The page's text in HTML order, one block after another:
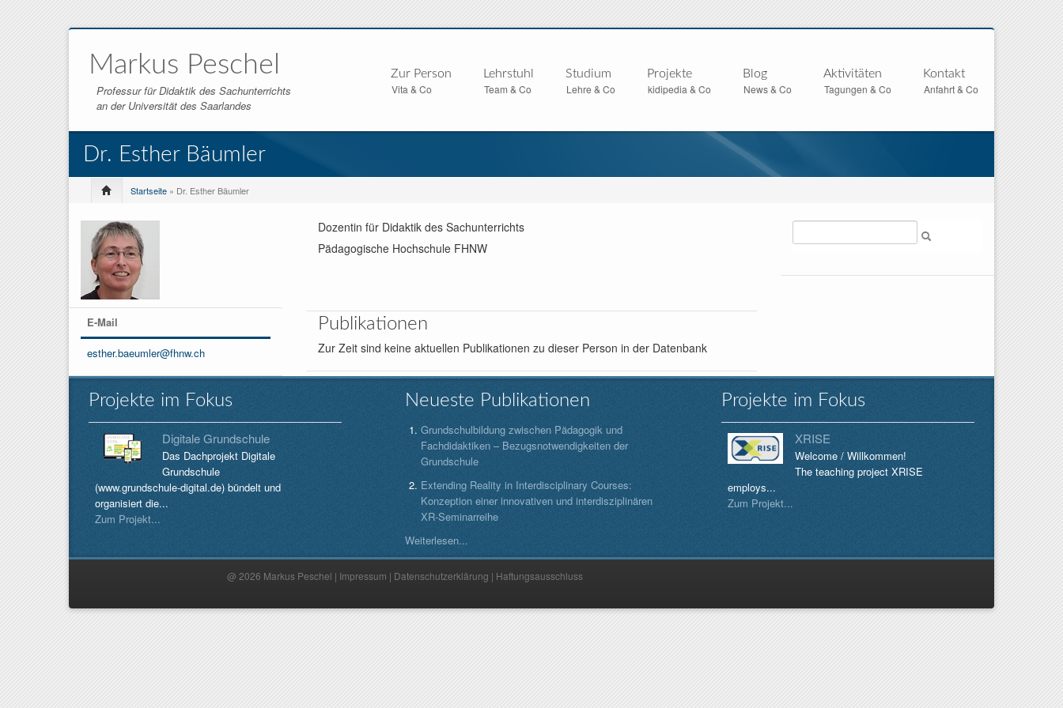
Markus Peschel
Professur für Didaktik des Sachunterrichts
an der Universität des Saarlandes
Zur Person
Vita & Co
Lehrstuhl
Team & Co
Studium
Lehre & Co
Projekte
kidipedia & Co
Blog
News & Co
Aktivitäten
Tagungen & Co
Kontakt
Anfahrt & Co
Dr. Esther Bäumler
Startseite » Dr. Esther Bäumler
E-Mail
esther.baeumler@fhnw.ch
Dozentin für Didaktik des Sachunterrichts
Pädagogische Hochschule FHNW
Publikationen
Zur Zeit sind keine aktuellen Publikationen zu dieser Person in der Datenbank
Projekte im Fokus
Digitale Grundschule
Das Dachprojekt Digitale
Grundschule
(www.grundschule-digital.de) bündelt und
organisiert die...
Zum Projekt...
Neueste Publikationen
Grundschulbildung zwischen Pädagogik und
Fachdidaktiken – Bezugsnotwendigkeiten der
Grundschule
Extending Reality in Interdisciplinary Courses:
Konzeption einer innovativen und interdisziplinären
XR-Seminarreihe
Weiterlesen...
Projekte im Fokus
XRISE
Welcome / Willkommen!
The teaching project XRISE
employs...
Zum Projekt...
@ 2026 Markus Peschel | Impressum | Datenschutzerklärung | Haftungsausschluss